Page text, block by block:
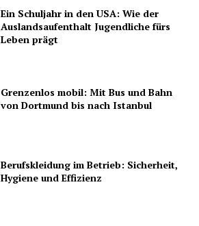
Ein Schuljahr in den USA: Wie der
Auslandsaufenthalt Jugendliche fürs
Leben prägt
Grenzenlos mobil: Mit Bus und Bahn
von Dortmund bis nach Istanbul
Berufskleidung im Betrieb: Sicherheit,
Hygiene und Effizienz